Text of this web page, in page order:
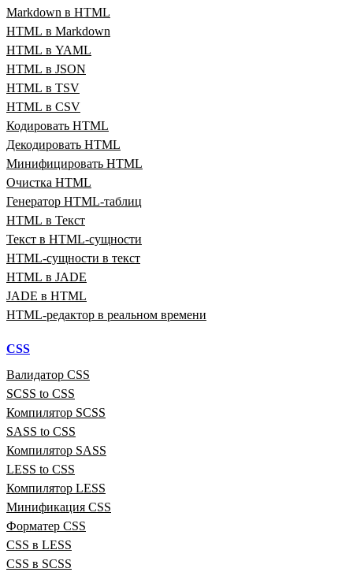
Markdown в HTML
HTML в Markdown
HTML в YAML
HTML в JSON
HTML в TSV
HTML в CSV
Кодировать HTML
Декодировать HTML
Минифицировать HTML
Очистка HTML
Генератор HTML‑таблиц
HTML в Текст
Текст в HTML‑сущности
HTML‑сущности в текст
HTML в JADE
JADE в HTML
HTML‑редактор в реальном времени
CSS
Валидатор CSS
SCSS to CSS
Компилятор SCSS
SASS to CSS
Компилятор SASS
LESS to CSS
Компилятор LESS
Минификация CSS
Форматер CSS
CSS в LESS
CSS в SCSS